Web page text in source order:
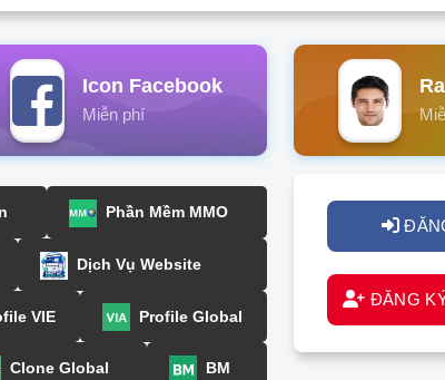
Icon Facebook
Miễn phí
Phần Mềm MMO
Dịch Vụ Website
VIE Profile Global
Clone Global BM
ĐĂNG